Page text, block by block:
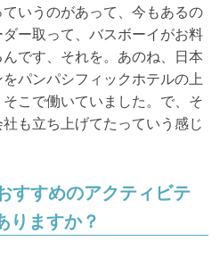
いうのがあって、今もあるの
ー取って、バスボーイがお料
です、それを。あのね、日本
パンパシフィックホテルの上
こで働いていました。で、そ
も立ち上げてたっていう感じ
すすめのアクティビテ
りますか？